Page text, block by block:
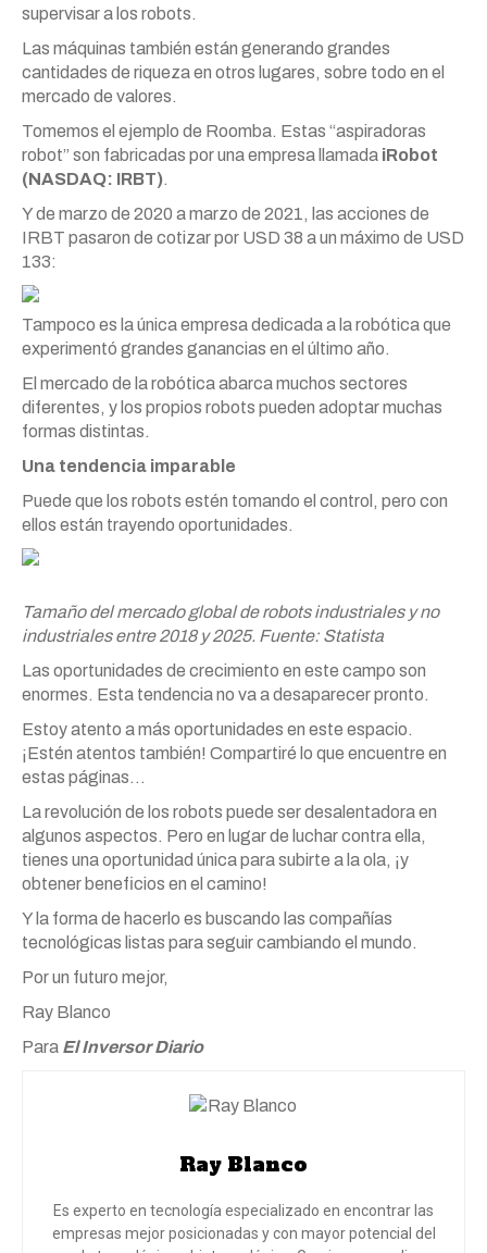
supervisar a los robots.
Las máquinas también están generando grandes
cantidades de riqueza en otros lugares, sobre todo en el
mercado de valores.
Tomemos el ejemplo de Roomba. Estas “aspiradoras
robot” son fabricadas por una empresa llamada iRobot
(NASDAQ: IRBT).
Y de marzo de 2020 a marzo de 2021, las acciones de
IRBT pasaron de cotizar por USD 38 a un máximo de USD
133:
Tampoco es la única empresa dedicada a la robótica que
experimentó grandes ganancias en el último año.
El mercado de la robótica abarca muchos sectores
diferentes, y los propios robots pueden adoptar muchas
formas distintas.
Una tendencia imparable
Puede que los robots estén tomando el control, pero con
ellos están trayendo oportunidades.
Tamaño del mercado global de robots industriales y no
industriales entre 2018 y 2025. Fuente: Statista
Las oportunidades de crecimiento en este campo son
enormes. Esta tendencia no va a desaparecer pronto.
Estoy atento a más oportunidades en este espacio.
¡Estén atentos también! Compartiré lo que encuentre en
estas páginas…
La revolución de los robots puede ser desalentadora en
algunos aspectos. Pero en lugar de luchar contra ella,
tienes una oportunidad única para subirte a la ola, ¡y
obtener beneficios en el camino!
Y la forma de hacerlo es buscando las compañías
tecnológicas listas para seguir cambiando el mundo.
Por un futuro mejor,
Ray Blanco
Para El Inversor Diario
Ray Blanco
Es experto en tecnología especializado en encontrar las
empresas mejor posicionadas y con mayor potencial del